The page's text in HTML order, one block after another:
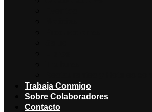
Trabaja Conmigo
Sobre Colaboradores
Contacto